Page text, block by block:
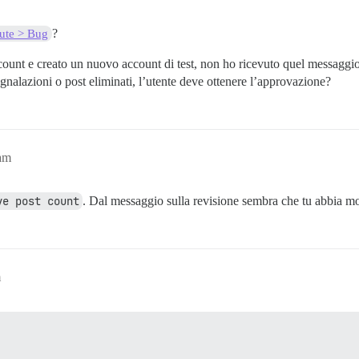
> Bug ?
e creato un nuovo account di test, non ho ricevuto quel
o post eliminati, l’utente deve ottenere l’approvazione?
post count . Dal messaggio sulla revisione sembra che tu abbia